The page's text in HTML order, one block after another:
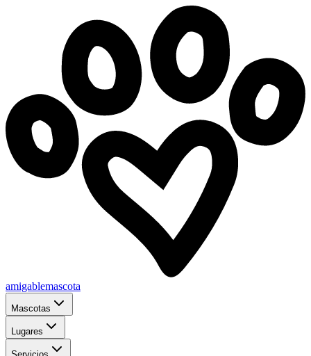
amigablemascota
Mascotas
Lugares